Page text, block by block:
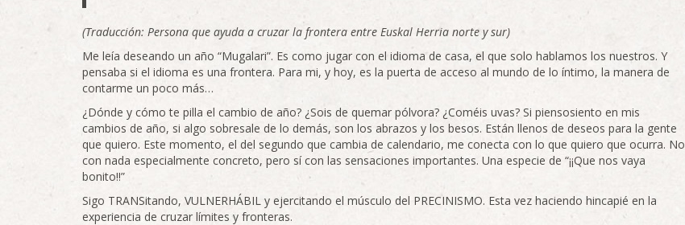
(Traducción: Persona que ayuda a cruzar la frontera entre Euskal Herria norte y sur)
Me leía deseando un año “Mugalari”. Es como jugar con el idioma de casa, el que solo hablamos los nuestros. Y
pensaba si el idioma es una frontera. Para mi, y hoy, es la puerta de acceso al mundo de lo íntimo, la manera de
contarme un poco más…
¿Dónde y cómo te pilla el cambio de año? ¿Sois de quemar pólvora? ¿Coméis uvas? Si piensosiento en mis
cambios de año, si algo sobresale de lo demás, son los abrazos y los besos. Están llenos de deseos para la gente
que quiero. Este momento, el del segundo que cambia de calendario, me conecta con lo que quiero que ocurra. No
con nada especialmente concreto, pero sí con las sensaciones importantes. Una especie de “¡¡Que nos vaya
bonito!!”
Sigo TRANSitando, VULNERHÁBIL y ejercitando el músculo del PRECINISMO. Esta vez haciendo hincapié en la
experiencia de cruzar límites y fronteras.